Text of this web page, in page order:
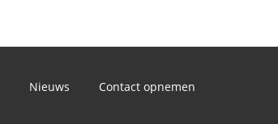
Nieuws Contact opnemen